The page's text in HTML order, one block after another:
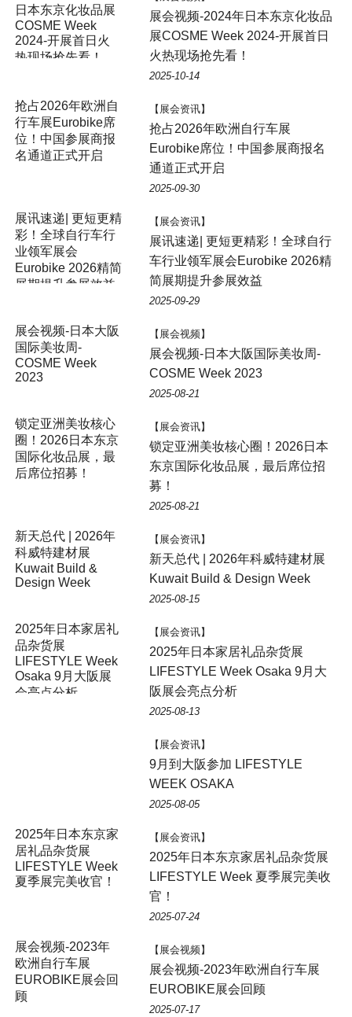
日本东京化妆品展
COSME Week
2024-开展首日火
热现场抢先看！
展会视频-2024年日本东京化妆品
展COSME Week 2024-开展首日
火热现场抢先看！
2025-10-14
抢占2026年欧洲自
行车展Eurobike席
位！中国参展商报
名通道正式开启​
【展会资讯】
抢占2026年欧洲自行车展
Eurobike席位！中国参展商报名
通道正式开启​
2025-09-30
展讯速递| 更短更精
彩！全球自行车行
业领军展会
Eurobike 2026精简
展期提升参展效益
【展会资讯】
展讯速递| 更短更精彩！全球自行
车行业领军展会Eurobike 2026精
简展期提升参展效益
2025-09-29
展会视频-日本大阪
国际美妆周-
COSME Week
2023
【展会视频】
展会视频-日本大阪国际美妆周-
COSME Week 2023
2025-08-21
锁定亚洲美妆核心
圈！2026日本东京
国际化妆品展，最
后席位招募！
【展会资讯】
锁定亚洲美妆核心圈！2026日本
东京国际化妆品展，最后席位招
募！
2025-08-21
新天总代 | 2026年
科威特建材展
Kuwait Build &
Design Week
【展会资讯】
新天总代 | 2026年科威特建材展
Kuwait Build & Design Week
2025-08-15
2025年日本家居礼
品杂货展
LIFESTYLE Week
Osaka 9月大阪展
会亮点分析
【展会资讯】
2025年日本家居礼品杂货展
LIFESTYLE Week Osaka 9月大
阪展会亮点分析
2025-08-13
【展会资讯】
9月到大阪参加 LIFESTYLE
WEEK OSAKA
2025-08-05
2025年日本东京家
居礼品杂货展
LIFESTYLE Week
夏季展完美收官！
【展会资讯】
2025年日本东京家居礼品杂货展
LIFESTYLE Week 夏季展完美收
官！
2025-07-24
展会视频-2023年
欧洲自行车展
EUROBIKE展会回
顾
【展会视频】
展会视频-2023年欧洲自行车展
EUROBIKE展会回顾
2025-07-17